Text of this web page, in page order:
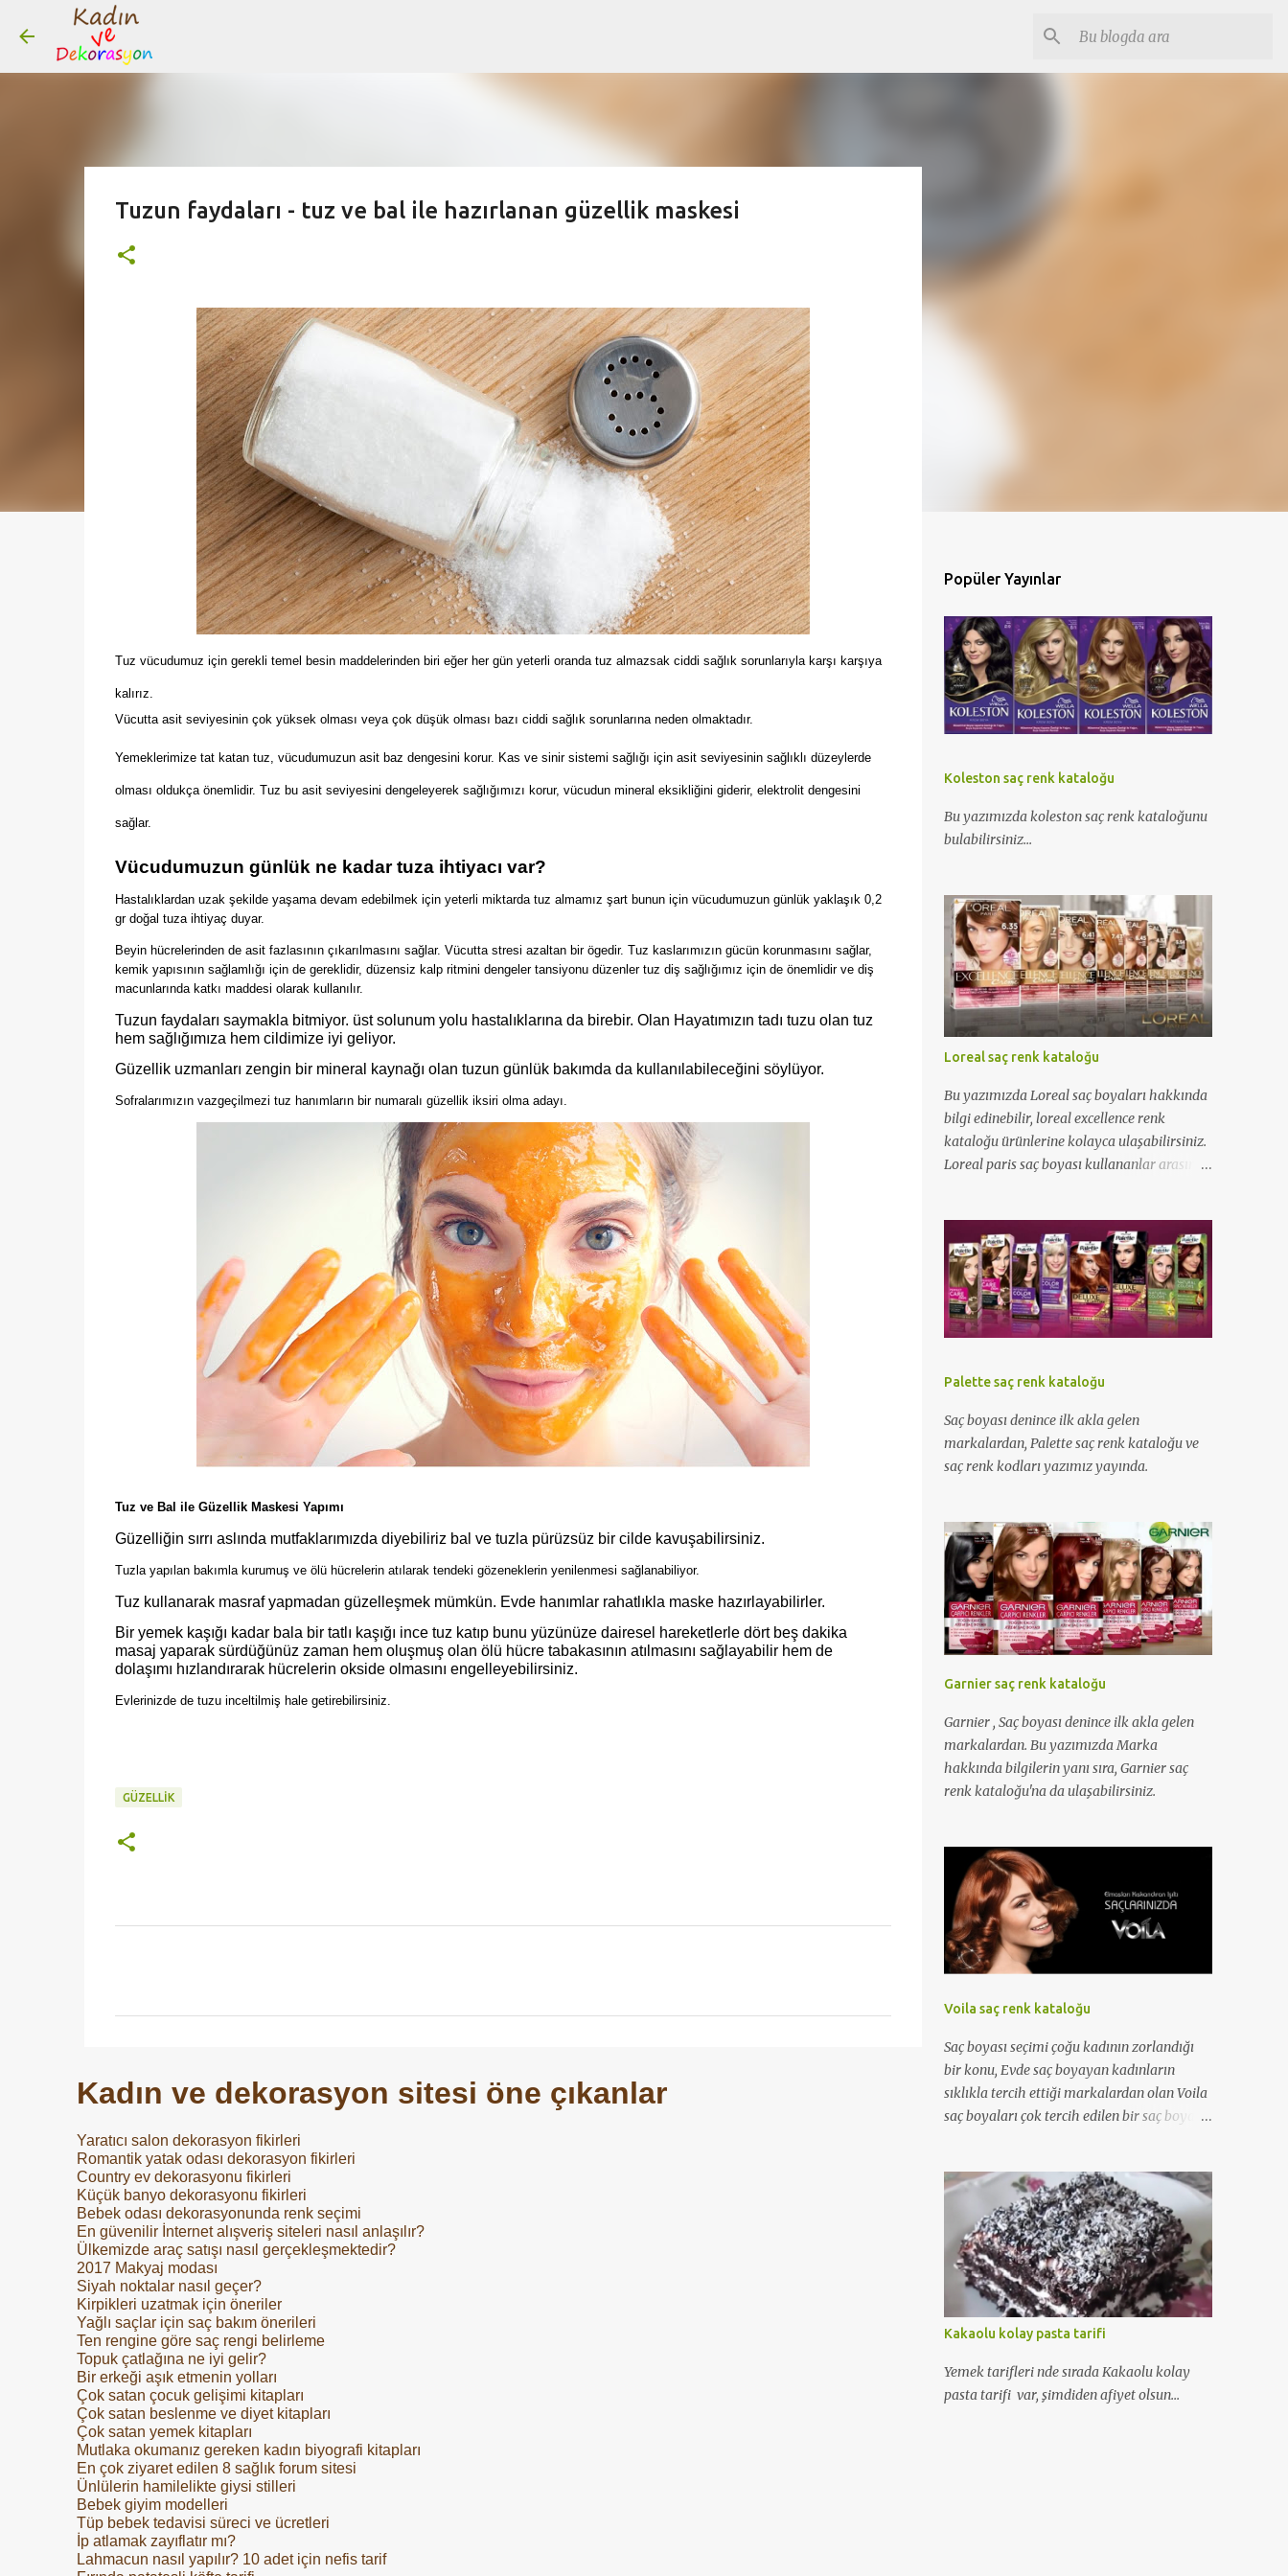
Tuzun faydaları - tuz ve bal ile hazırlanan güzellik maskesi
Tuz vücudumuz için gerekli temel besin maddelerinden biri eğer her gün yeterli oranda tuz almazsak ciddi sağlık sorunlarıyla karşı karşıya
kalırız.
Vücutta asit seviyesinin çok yüksek olması veya çok düşük olması bazı ciddi sağlık sorunlarına neden olmaktadır.
Yemeklerimize tat katan tuz, vücudumuzun asit baz dengesini korur. Kas ve sinir sistemi sağlığı için asit seviyesinin sağlıklı düzeylerde
olması oldukça önemlidir. Tuz bu asit seviyesini dengeleyerek sağlığımızı korur, vücudun mineral eksikliğini giderir, elektrolit dengesini
sağlar.
Vücudumuzun günlük ne kadar tuza ihtiyacı var?
Hastalıklardan uzak şekilde yaşama devam edebilmek için yeterli miktarda tuz almamız şart bunun için vücudumuzun günlük yaklaşık 0,2
gr doğal tuza ihtiyaç duyar.
Beyin hücrelerinden de asit fazlasının çıkarılmasını sağlar. Vücutta stresi azaltan bir ögedir. Tuz kaslarımızın gücün korunmasını sağlar,
kemik yapısının sağlamlığı için de gereklidir, düzensiz kalp ritmini dengeler tansiyonu düzenler tuz diş sağlığımız için de önemlidir ve diş
macunlarında katkı maddesi olarak kullanılır.
Tuzun faydaları saymakla bitmiyor. üst solunum yolu hastalıklarına da birebir. Olan Hayatımızın tadı tuzu olan tuz
hem sağlığımıza hem cildimize iyi geliyor.
Güzellik uzmanları zengin bir mineral kaynağı olan tuzun günlük bakımda da kullanılabileceğini söylüyor.
Sofralarımızın vazgeçilmezi tuz hanımların bir numaralı güzellik iksiri olma adayı.
Tuz ve Bal ile Güzellik Maskesi Yapımı
Güzelliğin sırrı aslında mutfaklarımızda diyebiliriz bal ve tuzla pürüzsüz bir cilde kavuşabilirsiniz.
Tuzla yapılan bakımla kurumuş ve ölü hücrelerin atılarak tendeki gözeneklerin yenilenmesi sağlanabiliyor.
Tuz kullanarak masraf yapmadan güzelleşmek mümkün. Evde hanımlar rahatlıkla maske hazırlayabilirler.
Bir yemek kaşığı kadar bala bir tatlı kaşığı ince tuz katıp bunu yüzünüze dairesel hareketlerle dört beş dakika
masaj yaparak sürdüğünüz zaman hem oluşmuş olan ölü hücre tabakasının atılmasını sağlayabilir hem de
dolaşımı hızlandırarak hücrelerin okside olmasını engelleyebilirsiniz.
Evlerinizde de tuzu inceltilmiş hale getirebilirsiniz.
GÜZELLIK
l
r
Kadın ve dekorasyon sitesi öne çıkanlar
Yaratıcı salon dekorasyon fikirleri
Romantik yatak odası dekorasyon fikirleri
Country ev dekorasyonu fikirleri
Küçük banyo dekorasyonu fikirleri
Bebek odası dekorasyonunda renk seçimi
En güvenilir İnternet alışveriş siteleri nasıl anlaşılır?
Ülkemizde araç satışı nasıl gerçekleşmektedir?
2017 Makyaj modası
Siyah noktalar nasıl geçer?
Kirpikleri uzatmak için öneriler
Yağlı saçlar için saç bakım önerileri
Ten rengine göre saç rengi belirleme
Topuk çatlağına ne iyi gelir?
Bir erkeği aşık etmenin yolları
Çok satan çocuk gelişimi kitapları
Çok satan beslenme ve diyet kitapları
Çok satan yemek kitapları
Mutlaka okumanız gereken kadın biyografi kitapları
En çok ziyaret edilen 8 sağlık forum sitesi
Ünlülerin hamilelikte giysi stilleri
Bebek giyim modelleri
Tüp bebek tedavisi süreci ve ücretleri
İp atlamak zayıflatır mı?
Lahmacun nasıl yapılır? 10 adet için nefis tarif
Popüler Yayınlar
Koleston saç renk kataloğu
Bu yazımızda koleston saç renk kataloğunu
bulabilirsiniz...
Loreal saç renk kataloğu
Bu yazımızda Loreal saç boyaları hakkında
bilgi edinebilir, loreal excellence renk
kataloğu ürünlerine kolayca ulaşabilirsiniz.
Loreal paris saç boyası kullananlar arasına
Palette saç renk kataloğu
Saç boyası denince ilk akla gelen
markalardan, Palette saç renk kataloğu ve
saç renk kodları yazımız yayında.
Garnier saç renk kataloğu
Garnier , Saç boyası denince ilk akla gelen
markalardan. Bu yazımızda Marka
hakkında bilgilerin yanı sıra, Garnier saç
renk kataloğu'na da ulaşabilirsiniz.
Voila saç renk kataloğu
Saç boyası seçimi çoğu kadının zorlandığı
bir konu, Evde saç boyayan kadınların
sıklıkla tercih ettiği markalardan olan Voila
saç boyaları çok tercih edilen bir saç boyası
da bulabileceksiniz...
Kakaolu kolay pasta tarifi
Yemek tarifleri nde sırada Kakaolu kolay
pasta tarifi var, şimdiden afiyet olsun...